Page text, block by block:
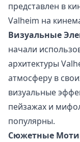
представлен в
Valheim на
Визуальные
начали
архитектуры
атмосферу в
визуальные
пейзажах и
популярны.
Сюжетные